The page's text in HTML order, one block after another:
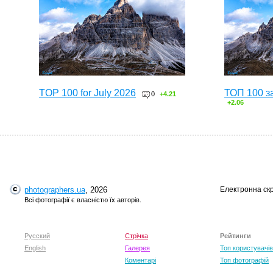
TOP 100 for July 2026 0 +4.21 ТОП 100
+2.06
photographers.ua, 2026
Всі фотографії є власністю їх авторів.
Електронна
Русский
English
Стрічка
Галерея
Коментарі
Рейтинги
Топ користувачів
Топ фотографій